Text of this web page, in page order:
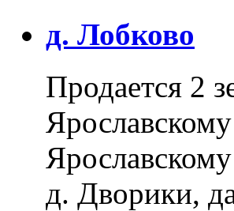
д. Лобково
Продается 2
д. Дворики,